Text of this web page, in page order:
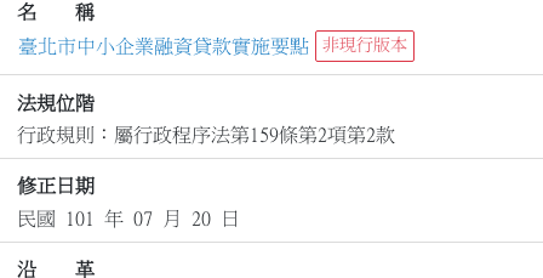
名 稱
臺北市中小企業融資貸款實施要點
非現行版本
法規位階
行政規則：屬行政程序法第159條第2項第2款
修正日期
民國 101 年 07 月 20 日
沿 革